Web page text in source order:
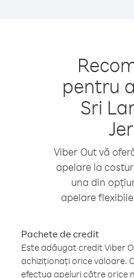
pentru
Sri
Viber Out vă
apelare la
una din
apelare
Pachete de credit
Este adăugat credit Viber
achiziționați orice valoare.
efectua apeluri către orice